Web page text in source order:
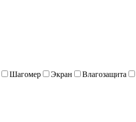
Шагомер Экран Влагозащита